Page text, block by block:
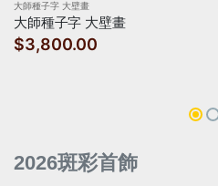
大師種子字 大壁畫
大師種子字 大壁畫
$3,800.00
2026斑彩首飾